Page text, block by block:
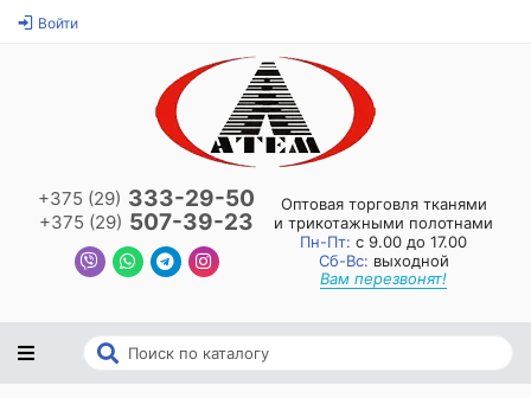
Войти
+375 (29) 333-29-50
+375 (29) 507-39-23
Оптовая торговля тканями
и трикотажными полотнами
Пн-Пт: с 9.00 до 17.00
Сб-Вс: выходной
Вам перезвонят!